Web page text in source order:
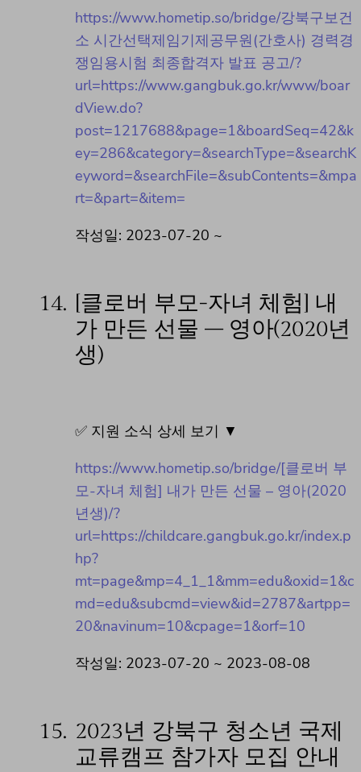
https://www.hometip.so/bridge/강북구보건
소 시간선택제임기제공무원(간호사) 경력경
쟁임용시험 최종합격자 발표 공고/?
url=https://www.gangbuk.go.kr/www/boar
dView.do?
post=1217688&page=1&boardSeq=42&k
ey=286&category=&searchType=&searchK
eyword=&searchFile=&subContents=&mpa
rt=&part=&item=
작성일: 2023-07-20 ~
14. [클로버 부모-자녀 체험] 내
가 만든 선물 – 영아(2020년
생)
✅ 지원 소식 상세 보기 ▼
https://www.hometip.so/bridge/[클로버 부
모-자녀 체험] 내가 만든 선물 – 영아(2020
년생)/?
url=https://childcare.gangbuk.go.kr/index.p
hp?
mt=page&mp=4_1_1&mm=edu&oxid=1&c
md=edu&subcmd=view&id=2787&artpp=
20&navinum=10&cpage=1&orf=10
작성일: 2023-07-20 ~ 2023-08-08
15. 2023년 강북구 청소년 국제
교류캠프 참가자 모집 안내